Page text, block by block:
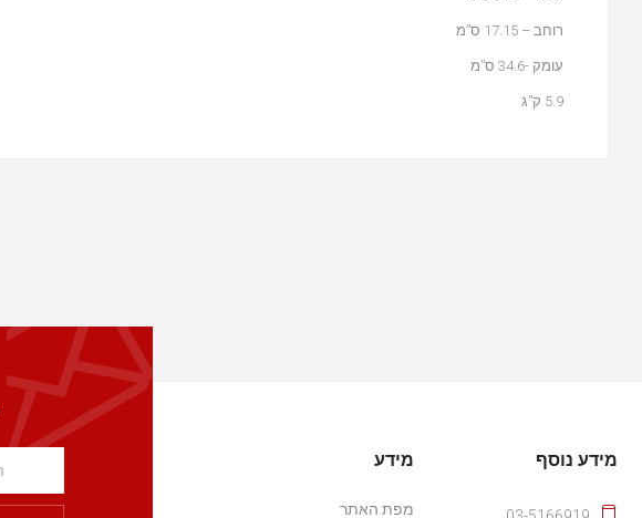
רוחב – 17.15 ס”מ
עומק -34.6 ס”מ
5.9 ק”ג
מידע נוסף מידע
מפת האתר